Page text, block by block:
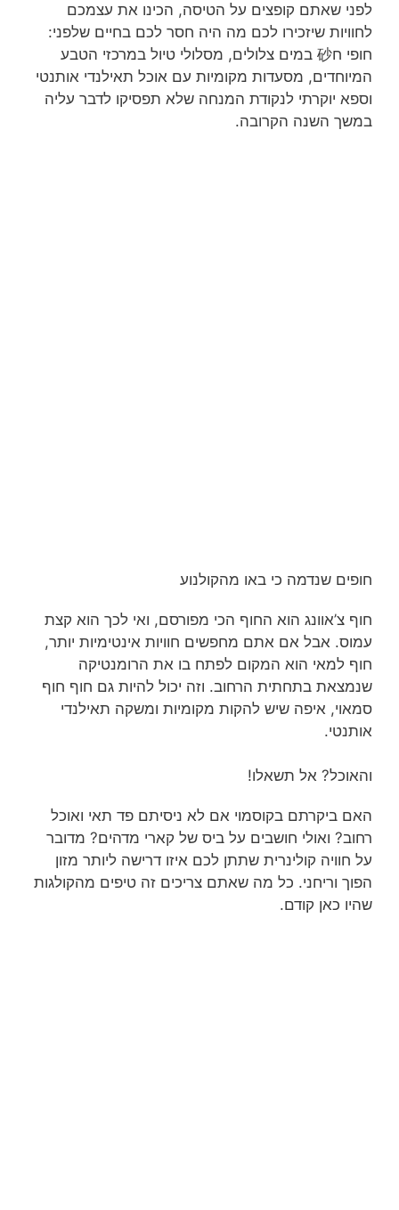
לפני שאתם קופצים על הטיסה, הכינו את עצמכם
לחוויות שיזכירו לכם מה היה חסר לכם בחיים שלפני:
חופי ח砂 במים צלולים, מסלולי טיול במרכזי הטבע
המיוחדים, מסעדות מקומיות עם אוכל תאילנדי אותנטי
וספא יוקרתי לנקודת המנחה שלא תפסיקו לדבר עליה
במשך השנה הקרובה.
חופים שנדמה כי באו מהקולנוע
חוף צ’אוונג הוא החוף הכי מפורסם, ואי לכך הוא קצת
עמוס. אבל אם אתם מחפשים חוויות אינטימיות יותר,
חוף למאי הוא המקום לפתח בו את הרומנטיקה
שנמצאת בתחתית הרחוב. וזה יכול להיות גם חוף חוף
סמאוי, איפה שיש להקות מקומיות ומשקה תאילנדי
אותנטי.
והאוכל? אל תשאלו!
האם ביקרתם בקוסמוי אם לא ניסיתם פד תאי ואוכל
רחוב? ואולי חושבים על ביס של קארי מדהים? מדובר
על חוויה קולינרית שתתן לכם איזו דרישה ליותר מזון
הפוך וריחני. כל מה שאתם צריכים זה טיפים מהקולגות
שהיו כאן קודם.